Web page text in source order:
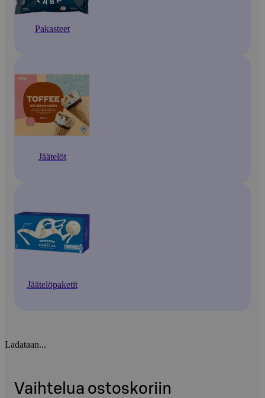
Pakasteet
Jäätelöt
Jäätelöpaketit
Ladataan...
Vaihtelua ostoskoriin